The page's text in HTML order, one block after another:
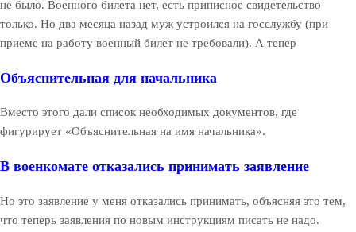
не было. Военного билета нет, есть приписное свидетельство
только. Но два месяца назад муж устроился на госслужбу (при
приеме на работу военный билет не требовали). А тепер
Объяснительная для начальника
Вместо этого дали список необходимых документов, где
фигурирует «Объяснительная на имя начальника».
В военкомате отказались принимать заявление
Но это заявление у меня отказались принимать, объясняя это тем,
что теперь заявления по новым инструкциям писать не надо.